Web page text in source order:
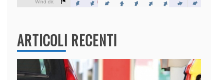
ARTICOLI RECENTI